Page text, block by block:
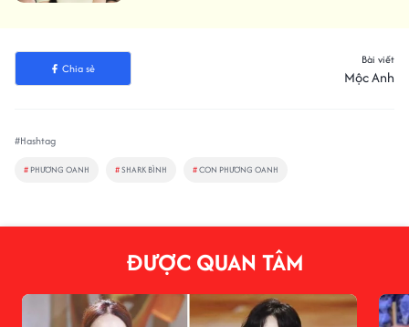
Chia sẻ
Bài viết
Mộc Anh
#Hashtag
# PHƯƠNG OANH #SHARK BÌNH #CON PHƯƠNG OANH
ĐƯỢC QUAN TÂM